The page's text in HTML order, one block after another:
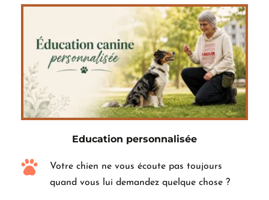
Education personnalisée
Votre chien ne vous écoute pas toujours
quand vous lui demandez quelque chose ?